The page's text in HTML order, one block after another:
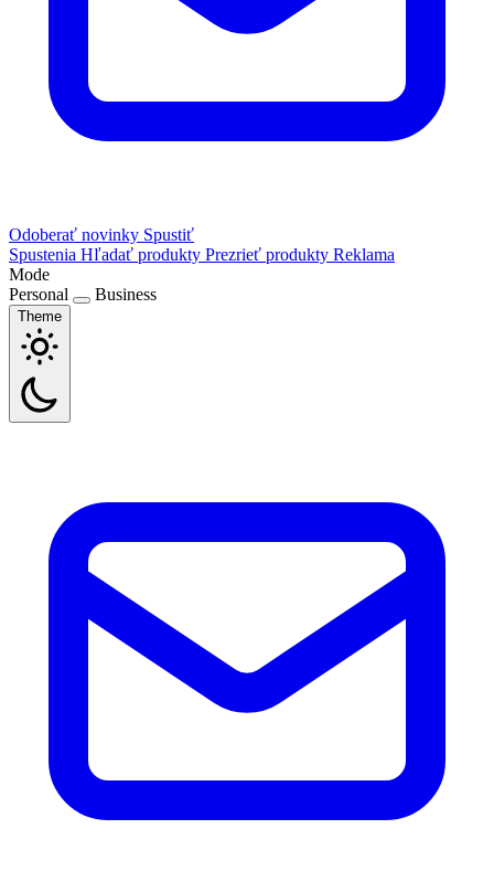
Odoberať novinky Spustiť
Spustenia Hľadať produkty Prezrieť produkty Reklama
Mode
Personal
Business
Theme